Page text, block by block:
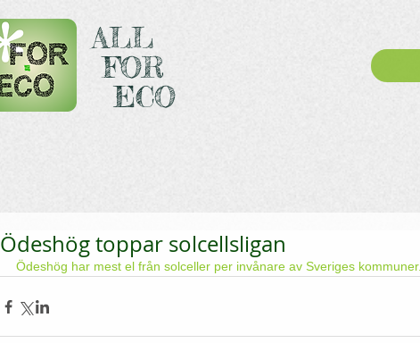
ALL
FOR
ECO
Ödeshög toppar solcellsligan
Ödeshög har mest el från solceller per invånare av Sveriges kommuner.